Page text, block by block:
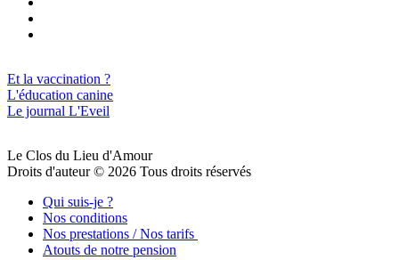
Et la vaccination ?
L'éducation canine
Le journal L'Eveil
Le Clos du Lieu d'Amour
Droits d'auteur © 2026 Tous droits réservés
Qui suis-je ?
Nos conditions
Nos prestations / Nos tarifs
Atouts de notre pension